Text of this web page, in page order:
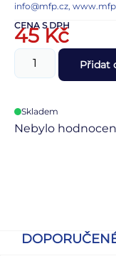
info@mfp.cz,
CENA S DPH
45Kč
Přidat
Skladem
Nebylo